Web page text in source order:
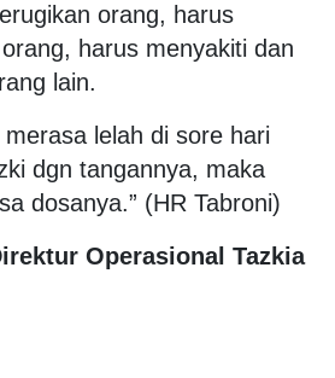
orang, harus
harus menyakiti dan
lain.
lelah di sore hari
dgn tangannya, maka
dosanya.” (HR Tabroni)
Operasional Tazkia